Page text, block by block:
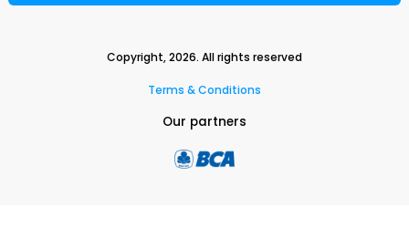
Copyright,2026. All rights reserved
Terms & Conditions
Our partners